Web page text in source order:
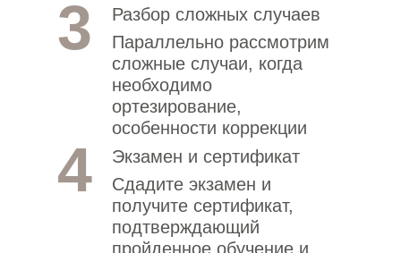
Экзамен и сертификат
Сдадите экзамен и
получите сертификат,
подтверждающий
пройденное обучение и
4
Разбор сложных случаев
Параллельно рассмотрим
сложные случаи, когда
необходимо
ортезирование,
особенности коррекции
3